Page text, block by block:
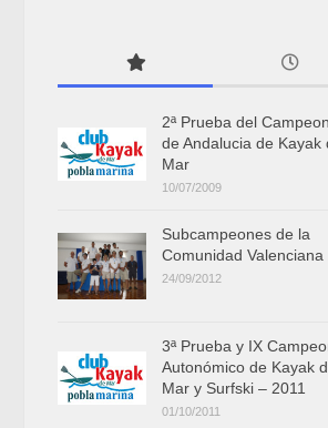
2ª Prueba del
de Andalucia de Kayak
Mar
10/07/2009
Subcampeones de la
Comunidad Valenciana
24/09/2012
3ª Prueba y IX
Autonómico de Kayak
Mar y Surfski – 2011
01/10/2011